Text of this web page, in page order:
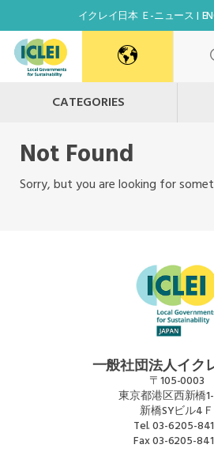
イクレイ日本 Ｅ-ニュース
World Secretariat
Africa Secretariat
Kaohsiung Capacity Center
Mexico, Central America and
CATEGORIES
Not Found
Sorry, but you are looking for
一般社団法人イク
〒105-0003
東京都港区西新橋
新橋SYビル4Ｆ
Tel.03-6205-
Fax03-6205-